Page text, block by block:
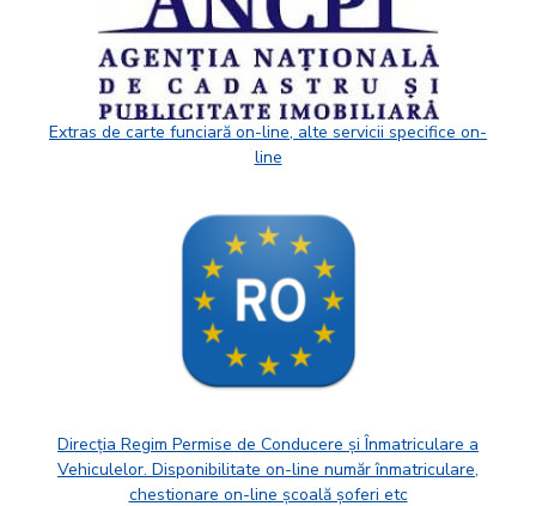
Extras de carte funciară on-line, alte servicii specifice on-
line
Direcția Regim Permise de Conducere și Înmatriculare a
Vehiculelor. Disponibilitate on-line număr înmatriculare,
chestionare on-line școală șoferi etc